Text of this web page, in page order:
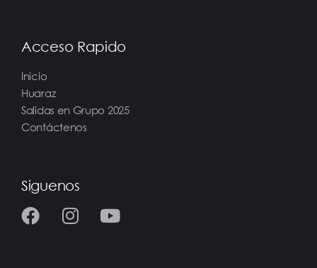
Acceso Rapido
Inicio
Huaraz
Salidas en Grupo 2025
Contáctenos
Siguenos